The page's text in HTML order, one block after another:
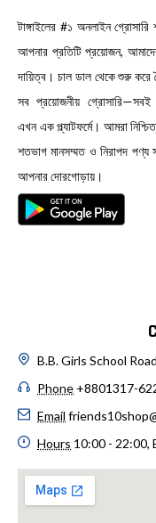
টাঙ্গাইলের #১ অনলাইন
আপনার প্রতিটি প্রয়োজন,
দায়িত্ব। চাল ডাল থেকে শুরু করে
সব প্রয়োজনীয় গ্রোসারি—সবই
এখন এক প্ল্যাটফর্মে। আমরা
শতভাগ মানসম্মত ও নিরাপদ পণ্য
আপনার দোরগোড়ায়।
B.B. Girls School
Phone +8801317-
Email
Hours 10:00 - 22:00,